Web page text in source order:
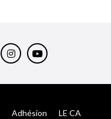
Adhésion LE CA